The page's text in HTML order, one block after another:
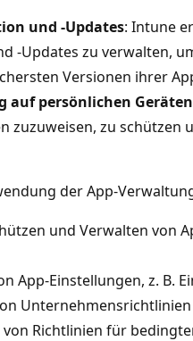
und -Updates: Intune
-Updates zu verwalten,
Versionen ihrer
auf persönlichen Geräten
zuzuweisen, zu
der App-
und Verwalten von
App-Einstellungen, z. B.
Richtlinien für